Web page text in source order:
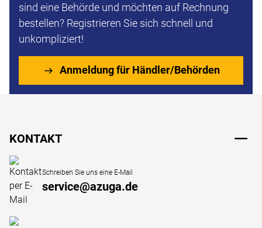
sind eine Behörde und möchten auf Rechnung
bestellen? Registrieren Sie sich schnell und
unkompliziert!
Anmeldung für Händler/Behörden
KONTAKT
Schreiben Sie uns eine E-Mail
service@azuga.de